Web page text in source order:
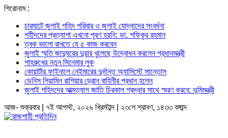
শিরোনাম :
চারঘাটে জুলাই শহিদ পরিবার ও জুলাই যোদ্ধাদের সংবর্ধনা
শহীদদের প্রত্যাশা এখনো পূরণ হয়নি: ডা. শফিকুর রহমান
ত্বক ভালো রাখতে যে ৫ কাজ করবেন
জুলাই স্মৃতি জাদুঘরের দুয়ার খুলেছে উদ্বোধন করলেন প্রধানমন্ত্রী
শাহরুখের নতুন সিনেমার লুক
কোয়ার্টার ফাইনালে নেইমারের দুর্দান্ত অ্যাসিস্টে সান্তোস
ডেনিস লিয়ামিন রাশিয়ার ড্রোন বাহিনীর প্রধান হলেন
জুলাই শহিদদের আত্মত্যাগ জাতি চিরকাল শ্রদ্ধার সাথে স্মরণ করবে: ভূমিমন্ত্রী
আজ- শুক্রবার | ৭ই আগস্ট, ২০২৬ খ্রিস্টাব্দ | ২৩শে শ্রাবণ, ১৪৩৩ বঙ্গাব্দ